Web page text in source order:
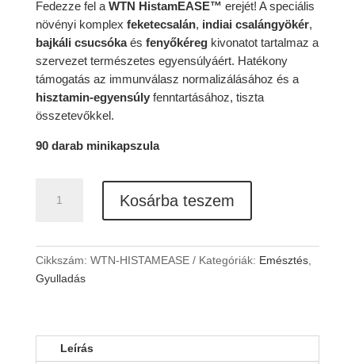
Fedezze fel a WTN HistamEASE™ erejét! A speciális
növényi komplex feketecsalán, indiai csalángyökér,
bajkáli csucsókaés fenyőkéregkivonatot tartalmaz a
szervezet természetes egyensúlyáért. Hatékony
támogatás az immunválasz normalizálásához és a
hisztamin-egyensúlyfenntartásához, tiszta
összetevőkkel.
90 darab minikapszula
HistamEASE™
Kosárba teszem
Cikkszám: WTN-HISTAMEASE Kategóriák: Emésztés,
Gyulladás
Leírás